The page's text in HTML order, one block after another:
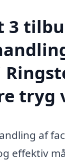
3
tryg
af
effektiv